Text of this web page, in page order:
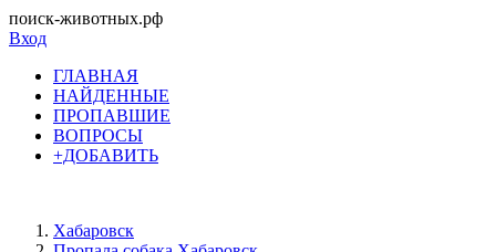
поиск-животных.рф
Вход
ГЛАВНАЯ
НАЙДЕННЫЕ
ПРОПАВШИЕ
ВОПРОСЫ
+ДОБАВИТЬ
Хабаровск